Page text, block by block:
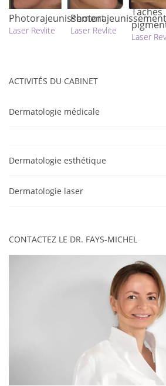
Photorajeunissement
Laser Revlite
Photorajeunissement
Laser Revlite
Taches
Laser
ACTIVITÉS DU CABINET
Dermatologie médicale
Dermatologie esthétique
Dermatologie laser
CONTACTEZ LE DR. FAYS-MICHEL